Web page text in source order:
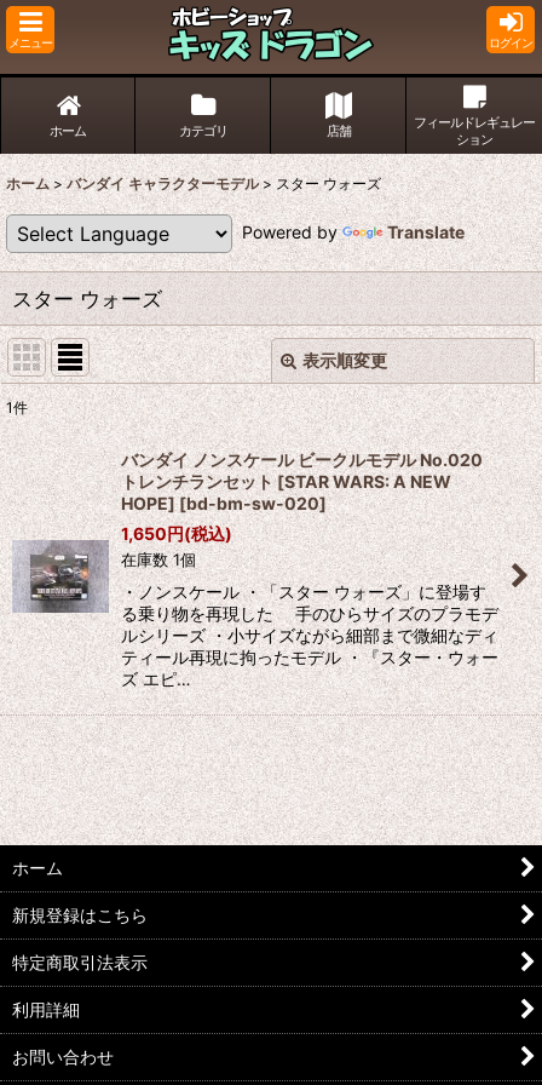
メニュー ログイン
ホーム カテゴリ 店舗
フィールドレギュレー
ション
ホーム > バンダイ キャラクターモデル > スター ウォーズ
Powered by Translate
スター ウォーズ
表示順変更
表示数:
並び順:
絞り込む
閉じる
1件
バンダイ ノンスケール ビークルモデル No.020
トレンチランセット [STAR WARS: A NEW
HOPE] [bd-bm-sw-020]
1,650円(税込)
在庫数 1個
・ノンスケール ・「スター ウォーズ」に登場す
る乗り物を再現した 手のひらサイズのプラモデ
ルシリーズ ・小サイズながら細部まで微細なディ
ティール再現に拘ったモデル ・『スター・ウォー
ズ エピ…
ホーム
新規登録はこちら
特定商取引法表示
利用詳細
お問い合わせ